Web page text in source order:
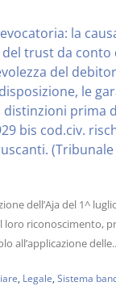
la
trust da conto
del
le
distinzioni prima
bis cod.civ.
dell’Aja del 1^
loro riconoscimento,
all’applicazione
Legale Sistema